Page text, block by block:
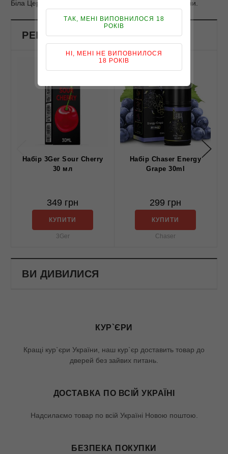
Біла Церква, Слов`янськ, Бровари та інші міста України.
РЕКОМЕНДОВАНІ ПРОДУКТИ
Набір 3Ger Sour Cherry
30 мл
349 грн
КУПИТИ
3Ger
Набір Chaser Energy
Grape 30ml
299 грн
КУПИТИ
Chaser
ВИ ДИВИЛИСЯ
КУР`ЄРИ
Кращі кур`єри України, наш кур`єр доставить товар до
дверей без зайвих питань.
ДОСТАВКА ПО ВСІЙ УКРАЇНІ
Надсилаємо товар по всій Україні Новою поштою.
БЕЗПЕКА ПОКУПКИ
ТАК, МЕНІ ВИПОВНИЛОСЯ 18
РОКІВ
НІ, МЕНІ НЕ ВИПОВНИЛОСЯ
18 РОКІВ